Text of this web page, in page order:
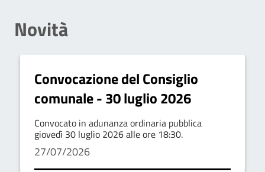
Novità
Convocazione del Consiglio
comunale - 30 luglio 2026
Convocato in adunanza ordinaria pubblica
giovedì 30 luglio 2026 alle ore 18:30.
27/07/2026